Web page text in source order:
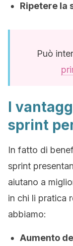
Ripetere la
Può
I
sprint
In fatto di
sprint
aiutano a
in chi li pratica
abbiamo:
Aumento